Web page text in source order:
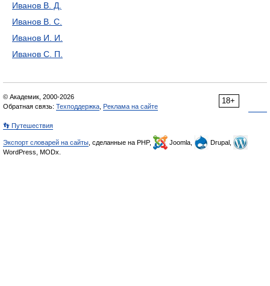
Иванов В. Д.
Иванов В. С.
Иванов И. И.
Иванов С. П.
18+
© Академик, 2000-2026
Обратная связь: Техподдержка Реклама на сайте
👣 Путешествия
Экспорт словарей на сайты , сделанные на PHP, Joomla,
Drupal,
WordPress, MODx.